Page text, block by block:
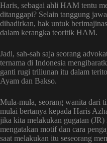
Haris, sebagai ahli HAM tentu
ditanggapi? Selain tanggung
dihadirkan, hak untuk
dalam kerangka teoritik HAM.
Jadi, sah-sah saja seorang
ternama di Indonesia
ganti rugi triliunan itu dalam
Ayam dan Bakso.
Mula-mula, seorang wanita dari
mulai bertanya kepada Haris
jika kita melakukan gugatan
mengatakan motif dan cara
saat melakukan itu seseorang